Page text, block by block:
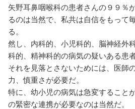
矢野耳鼻咽喉科の患者さんの９９％
るのは当然で、私共は自信をもって
る。
然し、内科的、小児科的、脳神経外
科的、精神科的の病気の疑いある患
それを見落とさないためには、医師
力、慎重さが必要だ。
特に、幼小児の病気は急変すること
の緊密な連携が必要なのは当然だ。